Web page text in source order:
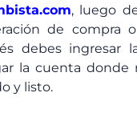
, luego
de compra
debes ingresar
la cuenta donde
y listo.